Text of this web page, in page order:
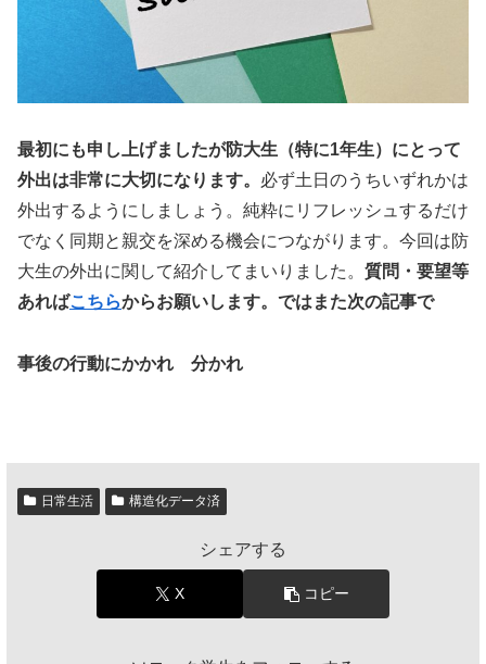
最初にも申し上げましたが防大生（特に1年生）にとって
外出は非常に大切になります。 必ず土日のうちいずれかは
外出するようにしましょう。純粋にリフレッシュするだけ
でなく同期と親交を深める機会につながります。今回は防
大生の外出に関して紹介してまいりました。 質問・要望等
あればこちらからお願いします。ではまた次の記事で
事後の行動にかかれ 分かれ
日常生活 構造化データ済
シェアする
X コピー